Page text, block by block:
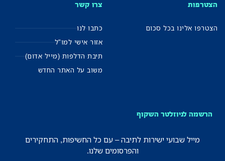
הצטרפות
הצטרפו אלינו בכל סכום
צרו קשר
כתבו לנו
אזור אישי למו"ל
תיבת הדלפות (מייל אדום)
משוב על האתר החדש
הרשמה לניוזלטר השקוף
מייל שבועי ישירות לתיבה – עם כל החשיפות, התחקירים
והפרסומים שלנו.